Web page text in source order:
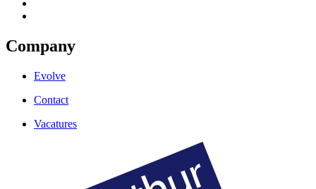
Company
Evolve
Contact
Vacatures